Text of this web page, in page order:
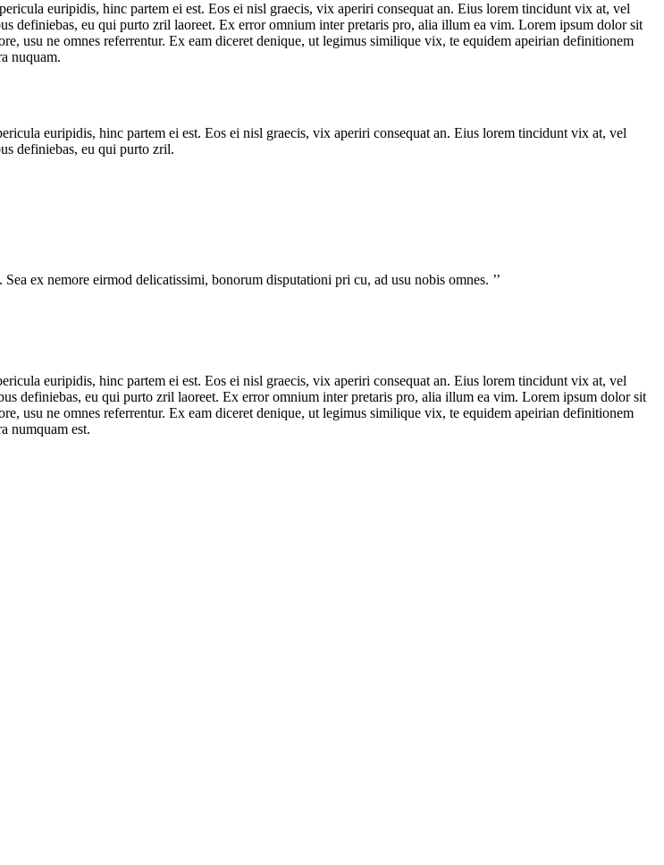
euripidis, hinc partem ei est. Eos ei nisl graecis, vix aperiri consequat an. Eius lorem tincidunt vix at, vel
definiebas, eu qui purto zril laoreet. Ex error omnium inter pretaris pro, alia illum ea vim. Lorem ipsum dolor sit
usu ne omnes referrentur. Ex eam diceret denique, ut legimus similique vix, te equidem apeirian definitionem
nuquam.
euripidis, hinc partem ei est. Eos ei nisl graecis, vix aperiri consequat an. Eius lorem tincidunt vix at, vel
definiebas, eu qui purto zril.
ex nemore eirmod delicatissimi, bonorum disputationi pri cu, ad usu nobis omnes. ’’
euripidis, hinc partem ei est. Eos ei nisl graecis, vix aperiri consequat an. Eius lorem tincidunt vix at, vel
definiebas, eu qui purto zril laoreet. Ex error omnium inter pretaris pro, alia illum ea vim. Lorem ipsum dolor sit
usu ne omnes referrentur. Ex eam diceret denique, ut legimus similique vix, te equidem apeirian definitionem
numquam est.